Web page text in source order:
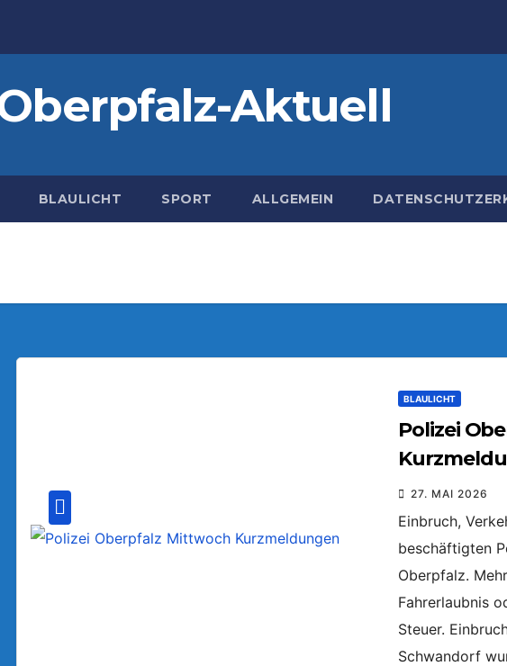
Aktuell
BLAULICHT SPORT ALLGEMEIN
BLAULICHT
Polizei
27. MAI 2026
Einbruch,
beschäftigten
Oberpfalz.
Fahrerlaubnis
Steuer.
Schwandorf